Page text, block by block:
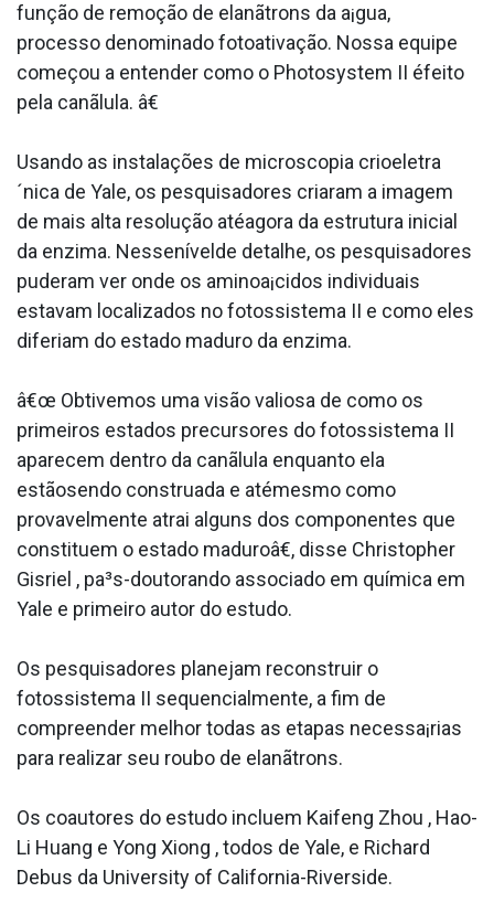
função de remoção de elanãtrons da a¡gua,
processo denominado fotoativação. Nossa equipe
começou a entender como o Photosystem II éfeito
pela canãlula. â€
Usando as instalações de microscopia crioeletra
´nica de Yale, os pesquisadores criaram a imagem
de mais alta resolução atéagora da estrutura inicial
da enzima. Nessenívelde detalhe, os pesquisadores
puderam ver onde os aminoa¡cidos individuais
estavam localizados no fotossistema II e como eles
diferiam do estado maduro da enzima.
â€œ Obtivemos uma visão valiosa de como os
primeiros estados precursores do fotossistema II
aparecem dentro da canãlula enquanto ela
estãosendo construa­da e atémesmo como
provavelmente atrai alguns dos componentes que
constituem o estado maduroâ€, disse Christopher
Gisriel , pa³s-doutorando associado em química em
Yale e primeiro autor do estudo.
Os pesquisadores planejam reconstruir o
fotossistema II sequencialmente, a fim de
compreender melhor todas as etapas necessa¡rias
para realizar seu roubo de elanãtrons.
Os coautores do estudo incluem Kaifeng Zhou , Hao-
Li Huang e Yong Xiong , todos de Yale, e Richard
Debus da University of California-Riverside.